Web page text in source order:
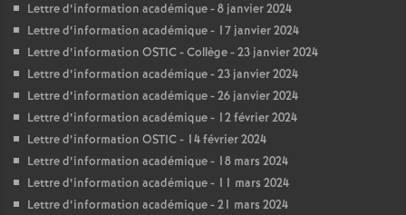
Lettre d’information académique - 8 janvier 2024
Lettre d’information académique - 17 janvier 2024
Lettre d’information OSTIC - Collège - 23 janvier 2024
Lettre d’information académique - 23 janvier 2024
Lettre d’information académique - 26 janvier 2024
Lettre d’information académique - 12 février 2024
Lettre d’information OSTIC - 14 février 2024
Lettre d’information académique - 18 mars 2024
Lettre d’information académique - 11 mars 2024
Lettre d’information académique - 21 mars 2024